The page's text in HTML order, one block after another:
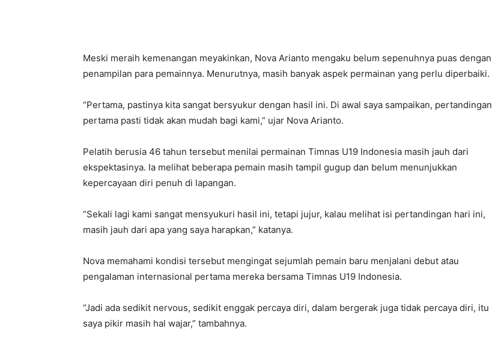
Meski meraih kemenangan meyakinkan, Nova Arianto mengaku belum sepenuhnya puas dengan
penampilan para pemainnya. Menurutnya, masih banyak aspek permainan yang perlu diperbaiki.
“Pertama, pastinya kita sangat bersyukur dengan hasil ini. Di awal saya sampaikan, pertandingan
pertama pasti tidak akan mudah bagi kami,” ujar Nova Arianto.
Pelatih berusia 46 tahun tersebut menilai permainan Timnas U19 Indonesia masih jauh dari
ekspektasinya. Ia melihat beberapa pemain masih tampil gugup dan belum menunjukkan
kepercayaan diri penuh di lapangan.
“Sekali lagi kami sangat mensyukuri hasil ini, tetapi jujur, kalau melihat isi pertandingan hari ini,
masih jauh dari apa yang saya harapkan,” katanya.
Nova memahami kondisi tersebut mengingat sejumlah pemain baru menjalani debut atau
pengalaman internasional pertama mereka bersama Timnas U19 Indonesia.
“Jadi ada sedikit nervous, sedikit enggak percaya diri, dalam bergerak juga tidak percaya diri, itu
saya pikir masih hal wajar,” tambahnya.